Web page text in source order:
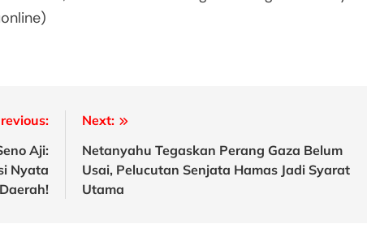
Aji:
Nyata
Next:
Netanyahu Tegaskan Perang Gaza Belum
Usai, Pelucutan Senjata Hamas Jadi Syarat
Utama